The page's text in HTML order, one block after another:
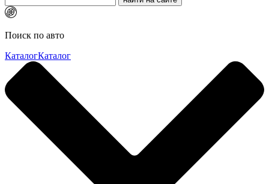
Поиск по авто
КаталогКаталог